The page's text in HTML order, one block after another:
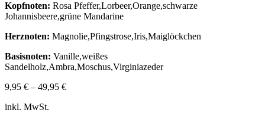
Kopfnoten: Rosa Pfeffer,Lorbeer,Orange,schwarze
Johannisbeere,grüne Mandarine
Herznoten: Magnolie,Pfingstrose,Iris,Maiglöckchen
Basisnoten: Vanille,weißes
Sandelholz,Ambra,Moschus,Virginiazeder
9,95 € – 49,95 €
inkl. MwSt.